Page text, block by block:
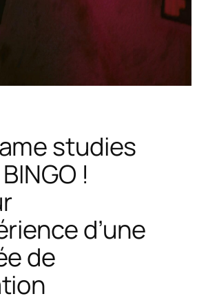
studies
!
d’une
de